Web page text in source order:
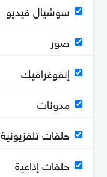
سوشيال فيديو
صور
إنفوغرافيك
مدونات
حلقات تلفزيونية
حلقات إذاعية